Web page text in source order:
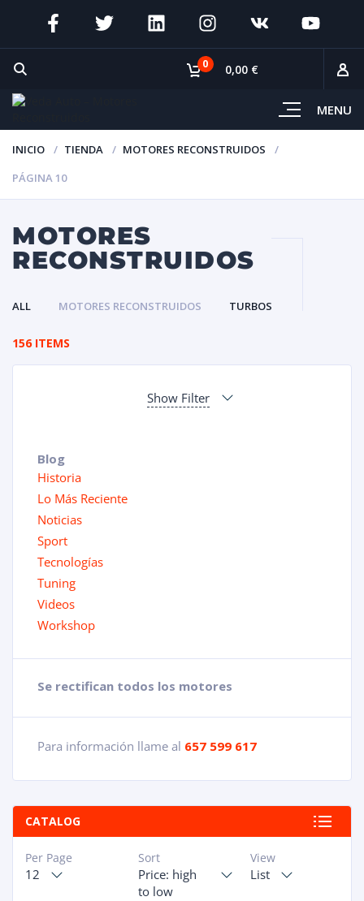
MENU
0 0,00 €
INICIO TIENDA
MOTORES RECONSTRUIDOS
PÁGINA 10
MOTORES
RECONSTRUIDOS
ALL MOTORES RECONSTRUIDOS TURBOS
156 ITEMS
Show Filter
Blog
Historia
Lo Más Reciente
Noticias
Sport
Tecnologías
Tuning
Videos
Workshop
Se rectifican todos los motores
Para información llame al 657 599 617
CATALOG
View
List
Sort
Price: high
to low
Per Page
12